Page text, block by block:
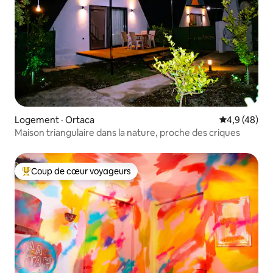
Logement · Ortaca Note
4,9 (48)
Maison triangulaire dans la nature, proche des criques
Coup de cœur voyageurs parmi les plus aimés
Coup de cœur voyageurs